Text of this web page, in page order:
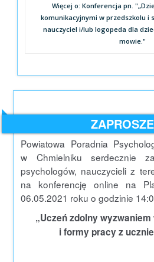
Więcej o: Konferencja pn.
komunikacyjnymi w przedszkolu i
nauczyciel i/lub logopeda dla
mowie."
Powiatowa Poradnia
w Chmielniku serdecznie
psychologów, nauczycieli z
na konferencję online na
06.05.2021 roku o godzinie
„Uczeń zdolny
i formy pracy z